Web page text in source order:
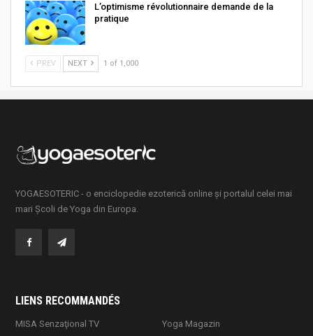
L’optimisme révolutionnaire demande de la
pratique
PREV NEXT 1 of 1,000
YOGAESOTERIC - o enciclopedie ezoterică online și portalul celei mai
mari Școli de Yoga din Europa.
LIENS RECOMMANDÉS
MISA Senzaţional TV
Yoga Magazin